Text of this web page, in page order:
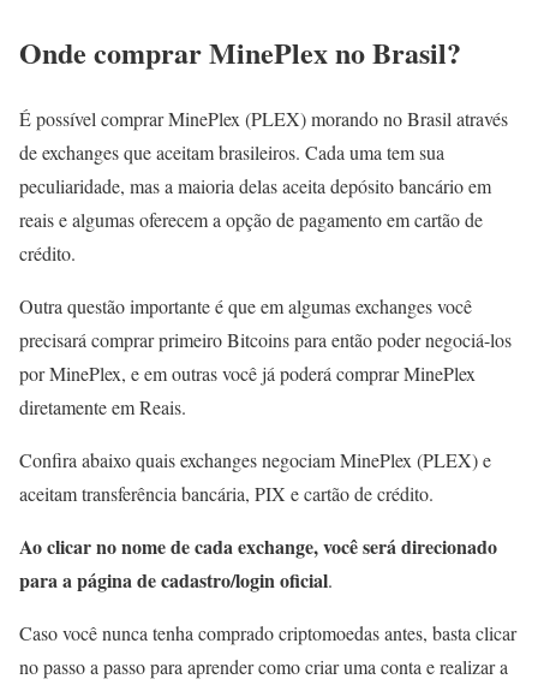
Onde comprar MinePlex no Brasil?
É possível comprar MinePlex (PLEX) morando no Brasil através
de exchanges que aceitam brasileiros. Cada uma tem sua
peculiaridade, mas a maioria delas aceita depósito bancário em
reais e algumas oferecem a opção de pagamento em cartão de
crédito.
Outra questão importante é que em algumas exchanges você
precisará comprar primeiro Bitcoins para então poder negociá-los
por MinePlex, e em outras você já poderá comprar MinePlex
diretamente em Reais.
Confira abaixo quais exchanges negociam MinePlex (PLEX) e
aceitam transferência bancária, PIX e cartão de crédito.
Ao clicar no nome de cada exchange, você será direcionado
para a página de cadastro/login oficial.
Caso você nunca tenha comprado criptomoedas antes, basta clicar
no passo a passo para aprender como criar uma conta e realizar a